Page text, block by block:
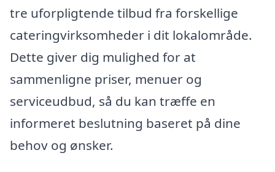
tre uforpligtende tilbud fra forskellige
cateringvirksomheder i dit lokalområde.
Dette giver dig mulighed for at
sammenligne priser, menuer og
serviceudbud, så du kan træffe en
informeret beslutning baseret på dine
behov og ønsker.